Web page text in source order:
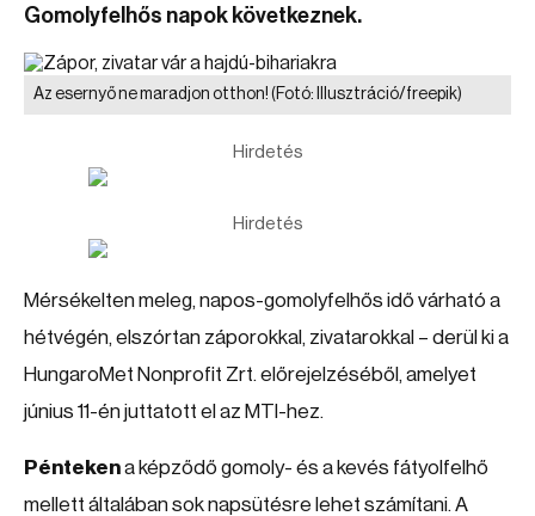
Gomolyfelhős napok következnek.
Az esernyő ne maradjon otthon! (Fotó: Illusztráció/freepik)
Hirdetés
Hirdetés
Mérsékelten meleg, napos-gomolyfelhős idő várható a
hétvégén, elszórtan záporokkal, zivatarokkal – derül ki a
HungaroMet Nonprofit Zrt. előrejelzéséből, amelyet
június 11-én juttatott el az MTI-hez.
Péntekena képződő gomoly- és a kevés fátyolfelhő
mellett általában sok napsütésre lehet számítani. A